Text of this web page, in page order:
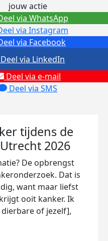
jouw actie
via Facebook
via Instagram
Deel via e-mail
Deel via SMS
Deel via LinkedIn
via WhatsApp
tijdens de
2026
De opbrengst
Dat is
want maar liefst
ooit kanker. Ik
of jezelf],